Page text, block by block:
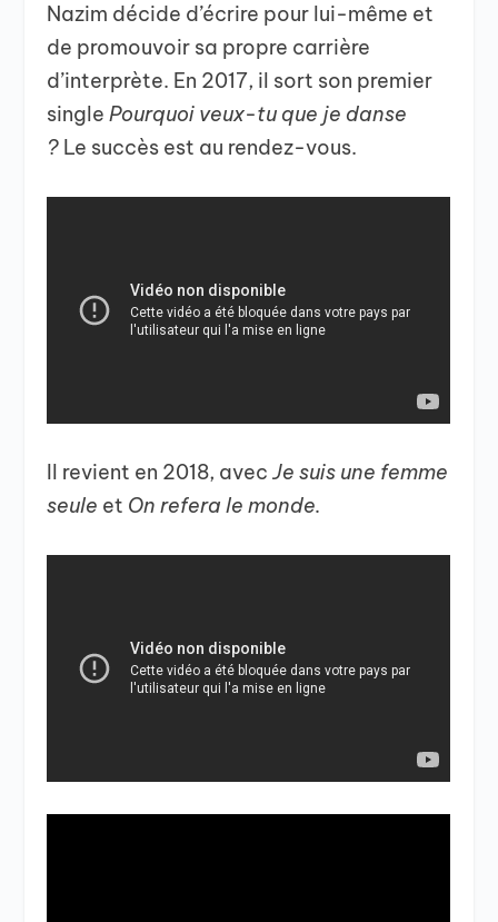
Nazim décide d’écrire pour lui-même et
de promouvoir sa propre carrière
d’interprète. En 2017, il sort son premier
singlePourquoi veux-tu que je danse
? Le succès est au rendez-vous.
Il revient en 2018, avecJe suis une femme
seule et On refera le monde.